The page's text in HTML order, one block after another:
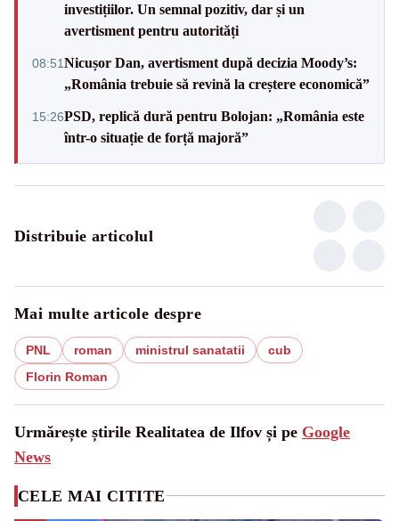
investițiilor. Un semnal pozitiv, dar și un
avertisment pentru autorități
08:51Nicușor Dan, avertisment după decizia Moody’s:
„România trebuie să revină la creștere economică”
15:26PSD, replică dură pentru Bolojan: „România este
într-o situație de forță majoră”
Distribuie articolul
Mai multe articole despre
PNL roman ministrul sanatatii
cub
Florin Roman
Urmărește știrile Realitatea de Ilfov și pe Google
News
CELE MAI CITITE